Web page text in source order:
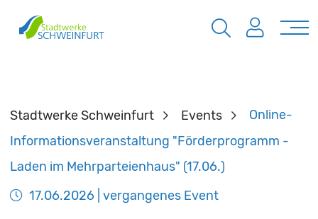
Stadtwerke Schweinfurt Events
Online-
Informationsveranstaltung "Förderprogramm -
Laden im Mehrparteienhaus" (17.06.)
17.06.2026| vergangenes Event